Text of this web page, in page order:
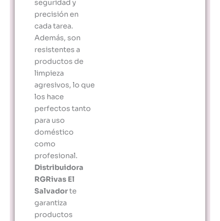
seguridad y
precisión en
cada tarea.
Además, son
resistentes a
productos de
limpieza
agresivos, lo que
los hace
perfectos tanto
para uso
doméstico
como
profesional.
Distribuidora
RGRivas El
Salvadorte
garantiza
productos